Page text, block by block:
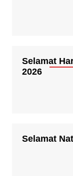
Selamat
2026
Selamat